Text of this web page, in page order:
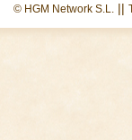
© HGM Network S.L. ||